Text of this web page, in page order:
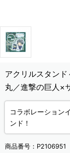
アクリルスタン
丸／進撃の巨人×
コラボレーション
ンド！
商品番号： P2106951